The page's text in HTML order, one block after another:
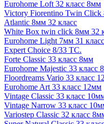
Eurohome Loft 32 класс 8мм
Victory Fiorentino Twin Click
Atlantic 8мм 32 класс
White Box twin click 8мм 32
Eurohome Light 7мм 31 класс
Expert Choice 8/33 TC.
Forte Classic 33 класс 8мм
Eurohome Majestic 33 класс
Floordreams Vario 33 класс
Eurohome Art 33 класс 12мм
Vintage Classic 33 класс
Vintage Narrow 33 класс
Variostep Classic 32 класс